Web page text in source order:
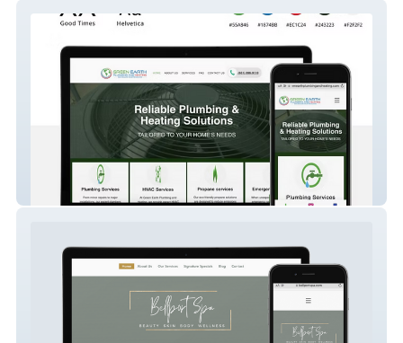
Green Earth